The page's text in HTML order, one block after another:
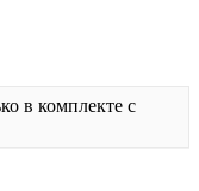
в комплекте с